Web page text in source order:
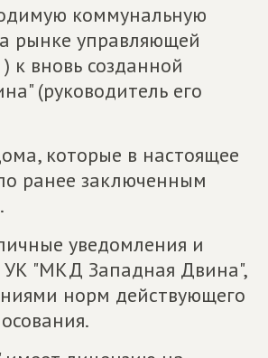
коммунальную
рынке управляющей
к вновь созданной
(руководитель его
которые в настоящее
ранее заключенным
уведомления и
УК "МКД Западная Двина",
норм действующего